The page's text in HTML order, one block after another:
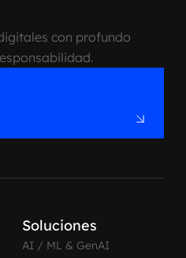
con profundo
Soluciones
AI / ML & GenAI